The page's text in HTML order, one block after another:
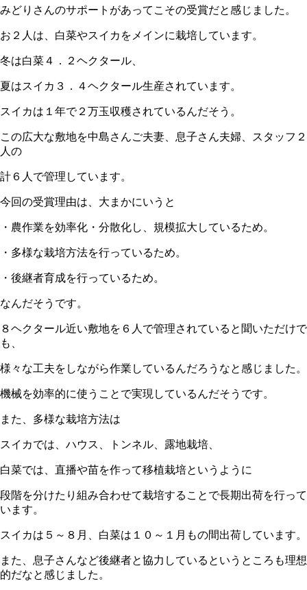
みどりさんのサポートがあってこその受賞だと感じました。
お２人は、白菜やスイカをメインに栽培しています。
冬は白菜４．２ヘクタール、
夏はスイカ３．４ヘクタール生産されています。
スイカは１年で２万玉収穫されているんだそう。
この広大な敷地を中島さんご夫妻、息子さん夫婦、スタッフ２
人の
計６人で管理しています。
今回の受賞理由は、大まかにいうと
・農作業を効率化・分散化し、規模拡大しているため。
・多様な栽培方法を行っているため。
・後継者育成を行っているため。
なんだそうです。
８ヘクタール近い敷地を６人で管理されていると聞いただけで
も、
様々な工夫をしながら作業しているんだろうなと感じました。
機械を効率的に使うことで実現しているんだそうです。
また、多様な栽培方法は
スイカでは、ハウス、トンネル、露地栽培、
白菜では、直播や苗を作って移植栽培というように
段階を分けたり組み合わせて栽培することで長期出荷を行って
います。
スイカは５～８月、白菜は１０～１月もの間出荷しています。
また、息子さんなど後継者と協力しているというところも理想
的だなと感じました。